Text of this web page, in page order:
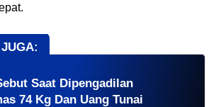
Saat Dipengadilan
74 Kg Dan Uang Tunai